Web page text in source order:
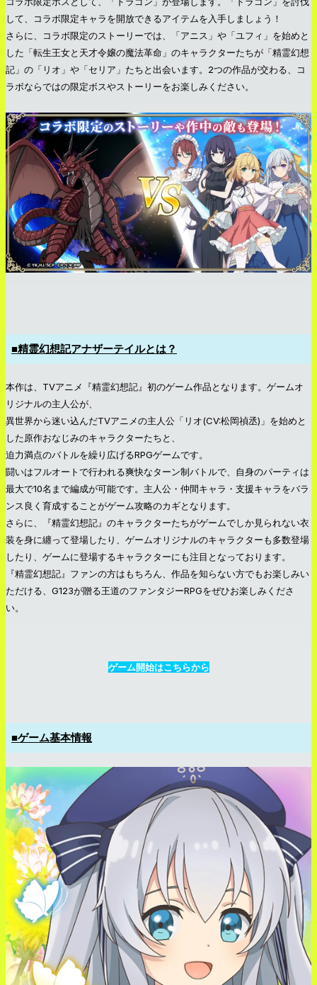
して、コラボ限定キャラを開放できるアイテムを入手しましょう！
さらに、コラボ限定のストーリーでは、「アニス」や「ユフィ」を始めと
した「転生王女と天才令嬢の魔法革命」のキャラクターたちが「精霊幻想
記」の「リオ」や「セリア」たちと出会います。2つの作品が交わる、コ
ラボならではの限定ボスやストーリーをお楽しみください。
■精霊幻想記アナザーテイルとは？
本作は、TVアニメ『精霊幻想記』初のゲーム作品となります。ゲームオ
リジナルの主人公が、
異世界から迷い込んだTVアニメの主人公「リオ(CV:松岡禎丞)」を始めと
した原作おなじみのキャラクターたちと、
迫力満点のバトルを繰り広げるRPGゲームです。
闘いはフルオートで行われる爽快なターン制バトルで、自身のパーティは
最大で10名まで編成が可能です。主人公・仲間キャラ・支援キャラをバラ
ンス良く育成することがゲーム攻略のカギとなります。
さらに、『精霊幻想記』のキャラクターたちがゲームでしか見られない衣
装を身に纏って登場したり、ゲームオリジナルのキャラクターも多数登場
したり、ゲームに登場するキャラクターにも注目となっております。
『精霊幻想記』ファンの方はもちろん、作品を知らない方でもお楽しみい
ただける、G123が贈る王道のファンタジーRPGをぜひお楽しみくださ
い。
ゲーム開始はこちらから
■ゲーム基本情報